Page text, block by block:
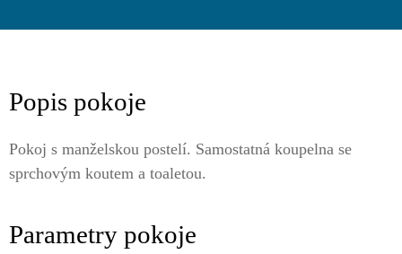
Popis pokoje
Pokoj s manželskou postelí. Samostatná koupelna se
sprchovým koutem a toaletou.
Parametry pokoje